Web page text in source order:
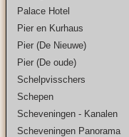
Palace Hotel
Pier en Kurhaus
Pier (De Nieuwe)
Pier (De oude)
Schelpvisschers
Schepen
Scheveningen - Kanalen
Scheveningen Panorama